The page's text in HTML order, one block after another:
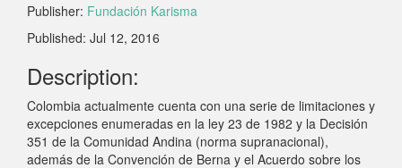
Publisher: Fundación Karisma
Published: Jul 12, 2016
Description:
Colombia actualmente cuenta con una serie de limitaciones y
excepciones enumeradas en la ley 23 de 1982 y la Decisión
351 de la Comunidad Andina (norma supranacional),
además de la Convención de Berna y el Acuerdo sobre los